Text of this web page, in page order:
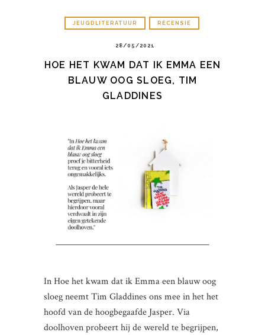
JEUGDLITERATUUR RECENSIE
28/05/2021
HOE HET KWAM DAT IK EMMA EEN
BLAUW OOG SLOEG, TIM
GLADDINES
In Hoe het kwam dat ik Emma een blauw oog
sloeg neemt Tim Gladdines ons mee in het het
hoofd van de hoogbegaafde Jasper. Via
doolhoven probeert hij de wereld te begrijpen,